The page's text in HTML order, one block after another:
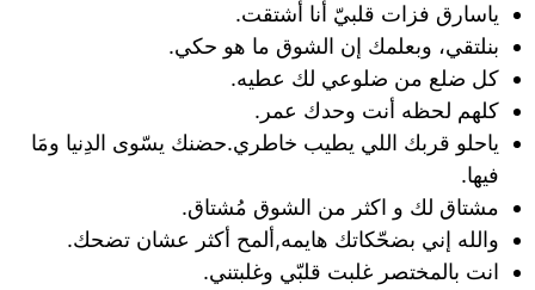
‏ياسارق فزات قلبيّ أنا أشتقت.
بنلتقي، وبعلمك إن الشوق ما هو حكي.
كل ضلع من ضلوعي لك عطيه.
‏كلهم لحظه أنت وحدك عمر.
ياحلو قربك اللي يطيب خاطري.حضنك يسّوى الدِنيا ومَا
فيها.
‏مشتاق لك و اكثر من الشوق مُشتاق.
والله إني بضحّكاتك هايمه,ألمح أكثر عشان تضحك.
انت بالمختصر غلبت قلبّي وغلبتني.